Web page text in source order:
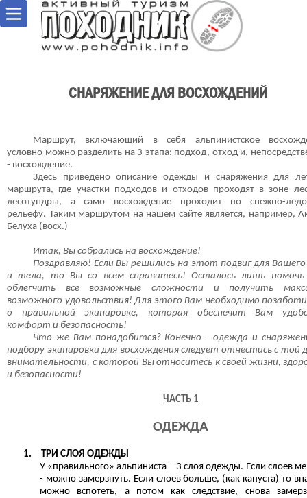
СНАРЯЖЕНИЕ ДЛЯ ВОСХОЖДЕНИЙ
Маршрут, включающий в себя альпинистское
условно можно разделить на 3 этапа: подход, отход и,
- восхождение.
Здесь приведено описание одежды и снаряжения для
маршрута, где участки подходов и отходов проходят в зоне
лесотундры, а само восхождение проходит по снежно-
рельефу. Таким маршрутом на нашем сайте является, например,
Белуха (восх.)
Итак, Вы собрались на восхождение!
Поздравляю! Если Вы решились на этот подвиг для Вашего
и тела, то Вы со всем справитесь! Осталось лишь помочь
облегчить все возможные сложности и получить
возможного удовольствия! Для этого Вам необходимо
о правильной экипировке, которая обеспечит Вам
комфорт и безопасность!
Что же Вам понадобится? Конечно - одежда и
подбору экипировки для восхождения следует отнестись с той
внимательности, с которой Вы относитесь к своей жизни,
и безопасности!
ЧАСТЬ 1
ОДЕЖДА
1.
ТРИ СЛОЯ ОДЕЖДЫ
У «правильного» альпиниста – 3 слоя одежды. Если слоев
- можно замерзнуть. Если слоев больше, (как капуста) то
можно вспотеть, а потом как следствие, снова